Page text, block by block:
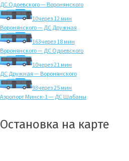
ДС Одоевского — Воронянского
10через 12 мин
Воронянского — ДС Дружная
163через 18 мин
Воронянского — ДС Одоевского
10через 21 мин
ДС Дружная — Воронянского
93через 25 мин
Аэропорт Минск-1 — ДС Шабаны
Остановка на карте